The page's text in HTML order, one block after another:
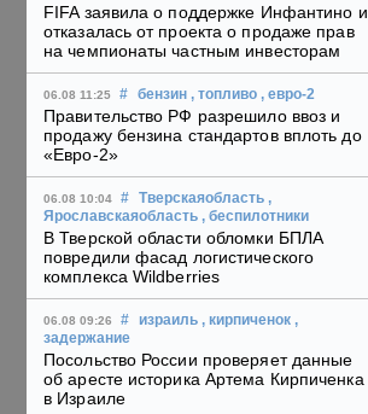
FIFA заявила о поддержке Инфантино и
отказалась от проекта о продаже прав
на чемпионаты частным инвесторам
06.08 11:25 # бензин , топливо , евро-2
Правительство РФ разрешило ввоз и
продажу бензина стандартов вплоть до
«Евро-2»
06.08 10:04 # Тверскаяобласть ,
Ярославскаяобласть , беспилотники
В Тверской области обломки БПЛА
повредили фасад логистического
комплекса Wildberries
06.08 09:26 # израиль , кирпиченок ,
задержание
Посольство России проверяет данные
об аресте историка Артема Кирпиченка
в Израиле